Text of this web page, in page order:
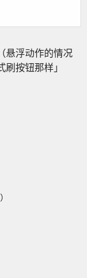
悬浮动作的情况
刷按钮那样」